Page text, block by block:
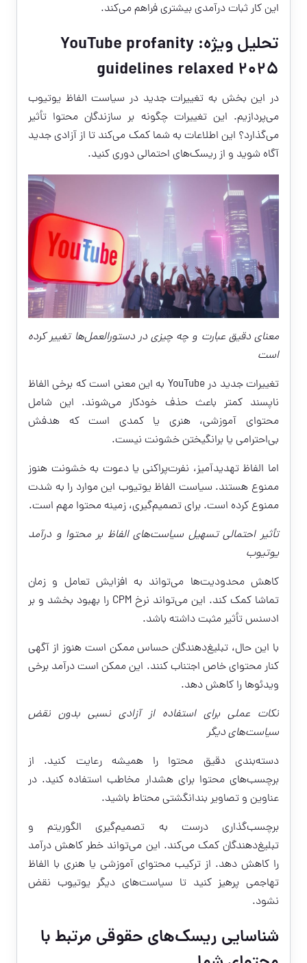
این کار ثبات درآمدی بیشتری فراهم می‌کند.
تحلیل ویژه: YouTube profanity
guidelines relaxed 2025
در این بخش به تغییرات جدید در سیاست الفاظ یوتیوب
می‌پردازیم. این تغییرات چگونه بر سازندگان محتوا تأثیر
می‌گذارد؟ این اطلاعات به شما کمک می‌کند تا از آزادی جدید
آگاه شوید و از ریسک‌های احتمالی دوری کنید.
معنای دقیق عبارت و چه چیزی در دستورالعمل‌ها تغییر کرده
است
تغییرات جدید در YouTube به این معنی است که برخی الفاظ
ناپسند کمتر باعث حذف خودکار می‌شوند. این شامل
محتوای آموزشی، هنری یا کمدی است که هدفش
بی‌احترامی یا برانگیختن خشونت نیست.
اما الفاظ تهدیدآمیز، نفرت‌پراکنی یا دعوت به خشونت هنوز
ممنوع هستند. سیاست الفاظ یوتیوب این موارد را به شدت
ممنوع کرده است. برای تصمیم‌گیری، زمینه محتوا مهم است.
تأثیر احتمالی تسهیل سیاست‌های الفاظ بر محتوا و درآمد
یوتیوب
کاهش محدودیت‌ها می‌تواند به افزایش تعامل و زمان
تماشا کمک کند. این می‌تواند نرخ CPM را بهبود بخشد و بر
ادسنس تأثیر مثبت داشته باشد.
با این حال، تبلیغ‌دهندگان حساس ممکن است هنوز از آگهی
کنار محتوای خاص اجتناب کنند. این ممکن است درآمد برخی
ویدئوها را کاهش دهد.
نکات عملی برای استفاده از آزادی نسبی بدون نقض
سیاست‌های دیگر
دسته‌بندی دقیق محتوا را همیشه رعایت کنید. از
برچسب‌های محتوا برای هشدار مخاطب استفاده کنید. در
عناوین و تصاویر بندانگشتی محتاط باشید.
برچسب‌گذاری درست به تصمیم‌گیری الگوریتم و
تبلیغ‌دهندگان کمک می‌کند. این می‌تواند خطر کاهش درآمد
را کاهش دهد. از ترکیب محتوای آموزشی یا هنری با الفاظ
تهاجمی پرهیز کنید تا سیاست‌های دیگر یوتیوب نقض
نشود.
شناسایی ریسک‌های حقوقی مرتبط با